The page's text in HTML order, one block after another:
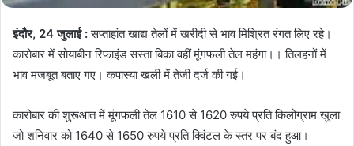
इंदौर, 24 जुलाई :सप्ताहांत खाद्य तेलों में खरीदी से भाव मिश्रित रंगत लिए रहे।
कारोबार में सोयाबीन रिफाइंड सस्ता बिका वहीं मूंगफली तेल महंगा।। तिलहनों में
भाव मजबूत बताए गए। कपास्या खली में तेजी दर्ज की गई।
कारोबार की शुरूआत में मूंगफली तेल 1610 से 1620 रुपये प्रति किलोग्राम खुला
जो शनिवार को 1640 से 1650 रुपये प्रति क्विंटल के स्तर पर बंद हुआ।